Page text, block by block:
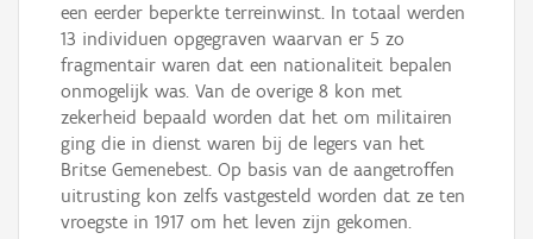
een eerder beperkte terreinwinst. In totaal werden
13 individuen opgegraven waarvan er 5 zo
fragmentair waren dat een nationaliteit bepalen
onmogelijk was. Van de overige 8 kon met
zekerheid bepaald worden dat het om militairen
ging die in dienst waren bij de legers van het
Britse Gemenebest. Op basis van de aangetroffen
uitrusting kon zelfs vastgesteld worden dat ze ten
vroegste in 1917 om het leven zijn gekomen.